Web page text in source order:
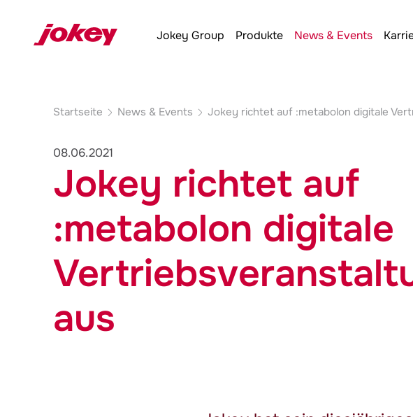
Jokey Group Produkte News & Events
Startseite News & Events Jokey richtet auf :metabolon digitale
08.06.2021
Jokey richtet auf
:metabolon digitale
aus